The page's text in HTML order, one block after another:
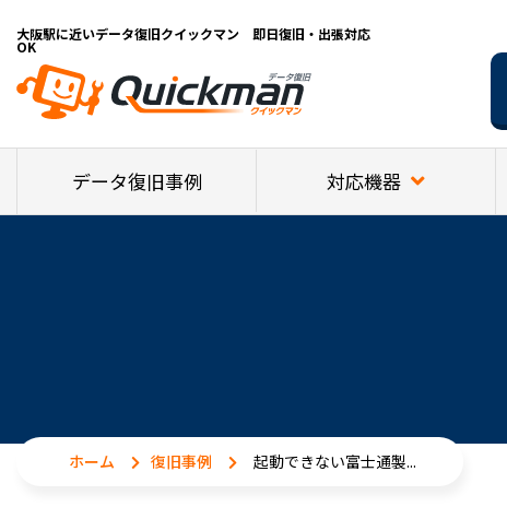
大阪駅に近いデータ復旧クイックマン 即日復旧・出張対応
OK
データ復旧事例 対応機器
ホーム 復旧事例 起動できない富士通製...